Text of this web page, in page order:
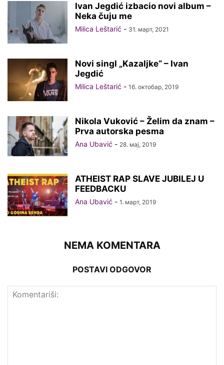
Ivan Jegdić izbacio novi album –
Neka čuju me
Milica Leštarić - 31. март, 2021
Novi singl „Kazaljke“ – Ivan
Jegdić
Milica Leštarić - 16. октобар, 2019
Nikola Vuković – Želim da znam –
Prva autorska pesma
Ana Ubavić - 28. мај, 2019
ATHEIST RAP SLAVE JUBILEJ U
FEEDBACKU
Ana Ubavić - 1. март, 2019
NEMA KOMENTARA
POSTAVI ODGOVOR